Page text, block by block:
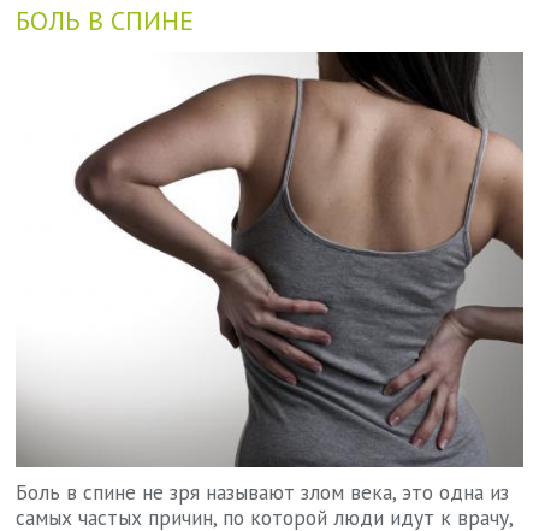
БОЛЬ В СПИНЕ
Боль в спине не зря называют злом века, это одна из
самых частых причин, по которой люди идут к врачу,